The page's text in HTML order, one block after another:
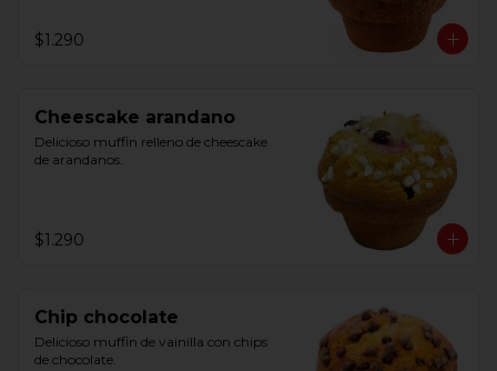
$1.290
Cheescake arandano
Delicioso muffin relleno de cheescake
de arandanos.
$1.290
Chip chocolate
Delicioso muffin de vainilla con chips
de chocolate.